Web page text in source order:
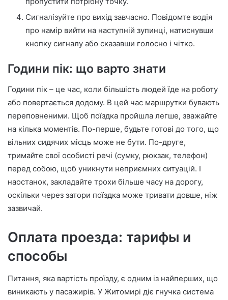
Сигналізуйте про вихід завчасно. Повідомте водія
про намір вийти на наступній зупинці, натиснувши
кнопку сигналу або сказавши голосно і чітко.
Години пік: що варто знати
Години пік – це час, коли більшість людей їде на роботу
або повертається додому. В цей час маршрутки бувають
переповненими. Щоб поїздка пройшла легше, зважайте
на кілька моментів. По-перше, будьте готові до того, що
вільних сидячих місць може не бути. По-друге,
тримайте свої особисті речі (сумку, рюкзак, телефон)
перед собою, щоб уникнути неприємних ситуацій. І
наостанок, закладайте трохи більше часу на дорогу,
оскільки через затори поїздка може тривати довше, ніж
зазвичай.
Оплата проезда: тарифы и
способы
Питання, яка вартість проїзду, є одним із найперших, що
виникають у пасажирів. У Житомирі діє гнучка система